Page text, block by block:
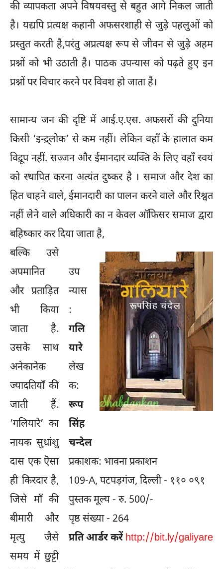
की व्यापकता अपने विषयवस्तु से बहुत आगे निकल जाती
है। यद्यपि प्रत्यक्ष कहानी अफसरशाही से जुड़े पहलुओं को
प्रस्तुत करती है,परंतु अप्रत्यक्ष रूप से जीवन से जुड़े अहम
प्रश्नों को भी उठाती है। पाठक उपन्यास को पढ़ते हुए इन
प्रश्नों पर विचार करने पर विवश हो जाता है।
सामान्य जन की दृष्टि में आई.ए.एस. अफसरों की दुनिया
किसी ‘इन्द्र्लोक’ से कम नहीं। लेकिन वहाँ के हालात कम
विद्रूप नहीं. सज्जन और ईमानदार व्यक्ति के लिए वहाँ स्वयं
को स्थापित करना अत्यंत दुष्कर है । समाज और देश का
हित चाहने वाले, ईमानदारी का पालन करने वाले और रिश्वत
नहीं लेने वाले अधिकारी का न केवल ऑफिसर समाज द्वारा
बहिष्कार कर दिया जाता है,
उप
न्यास
:
गलि
यारे
लेख
क:
रूप
सिंह
चन्देल
प्रकाशक: भावना प्रकाशन
109-A, पटपड़गंज, दिल्ली - ११० ०९१
पुस्तक मूल्य - रु. 500/-
पृष्ठ संख्या - 264
प्रति आर्डर करें http://bit.ly/galiyare
बल्कि उसे
अपमानित
और प्रताड़ित
भी किया
जाता है.
उसके साथ
अनेकानेक
ज्यादतियाँ की
जाती हैं.
’गलियारे’ का
नायक सुधांशु
दास एक ऎसा
ही किरदार है,
जिसे माँ की
बीमारी और
मृत्यु जैसे
समय में छुट्टी